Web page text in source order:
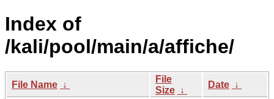
Index of
/kali/pool/main/a/affiche/
File Name ↓
File
Size ↓
Date ↓